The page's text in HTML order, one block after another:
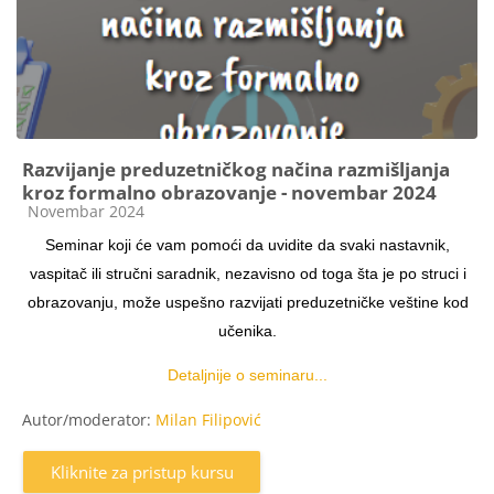
Razvijanje preduzetničkog načina razmišljanja
kroz formalno obrazovanje - novembar 2024
Kategorija kursa
Novembar 2024
Seminar koji će vam pomoći da uvidite da svaki nastavnik,
vaspitač ili stručni saradnik, nezavisno od toga šta je po struci i
obrazovanju, može uspešno razvijati preduzetničke veštine kod
učenika.
Detaljnije o seminaru...
Autor/moderator: Milan Filipović
Kliknite za pristup kursu